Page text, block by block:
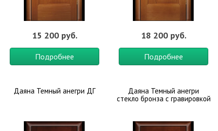
15 200 руб.
Подробнее
18 200 руб.
Подробнее
Даяна Темный анегри ДГ
Даяна Темный анегри
стекло бронза с гравировкой